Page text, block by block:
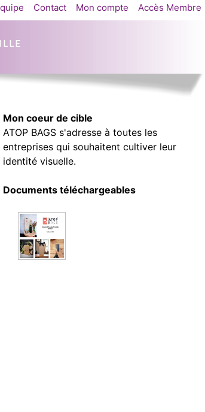
Contact Mon compte Accès Membre
Mon coeur de cible
ATOP BAGS s'adresse à toutes les
entreprises qui souhaitent cultiver leur
identité visuelle.
Documents téléchargeables